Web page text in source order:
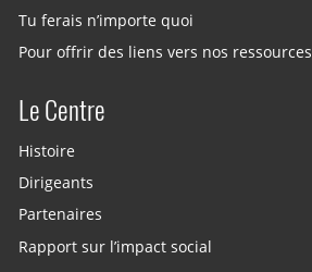
Tu ferais n’importe quoi
Pour offrir des liens vers nos ressources
Le Centre
Histoire
Dirigeants
Partenaires
Rapport sur l’impact social